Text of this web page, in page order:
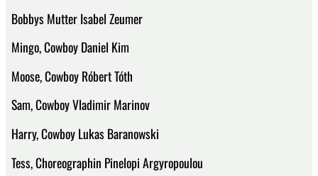
Bobbys Mutter Isabel Zeumer
Mingo, Cowboy Daniel Kim
Moose, Cowboy Róbert Tóth
Sam, Cowboy Vladimir Marinov
Harry, Cowboy Lukas Baranowski
Tess, Choreographin Pinelopi Argyropoulou